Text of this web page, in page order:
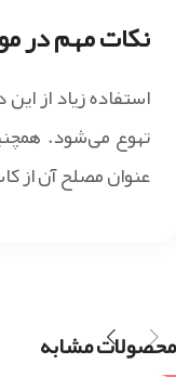
نکات مهم در
استفاده زیاد از
تهوع می‌شود.
عنوان مصلح آن از
محصولات مشابه